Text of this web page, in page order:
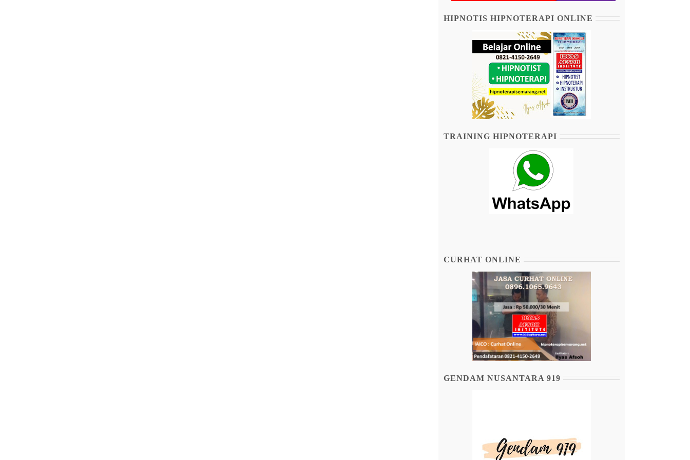
HIPNOTIS HIPNOTERAPI ONLINE
TRAINING HIPNOTERAPI
CURHAT ONLINE
GENDAM NUSANTARA 919